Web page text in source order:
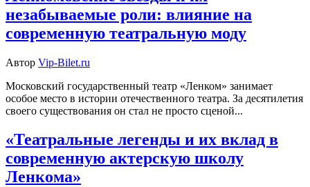
незабываемые роли: влияние на
современную театральную моду
Автор Vip-Bilet.ru
Московский государственный театр «Ленком» занимает
особое место в истории отечественного театра. За десятилетия
своего существования он стал не просто сценой...
«Театральные легенды и их вклад в
современную актерскую школу
Ленкома»